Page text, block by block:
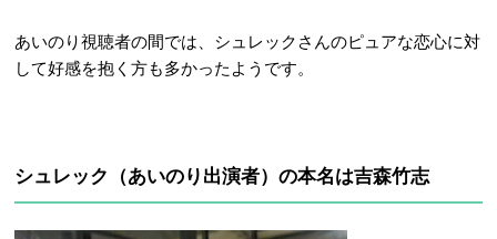
あいのり視聴者の間では、シュレックさんのピュアな恋心に対
して好感を抱く方も多かったようです。
シュレック（あいのり出演者）の本名は吉森竹志